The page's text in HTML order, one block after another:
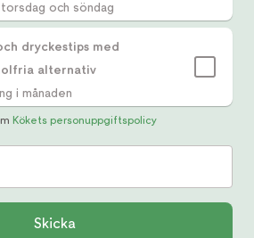
och söndag
dryckestips med
alternativ
i månaden
Kökets personuppgiftspolicy
Skicka